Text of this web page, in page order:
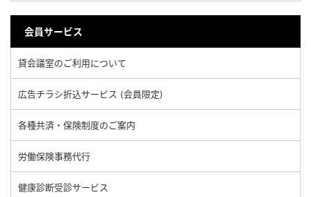
会員サービス
貸会議室のご利用について
広告チラシ折込サービス (会員限定)
各種共済・保険制度のご案内
労働保険事務代行
健康診断受診サービス